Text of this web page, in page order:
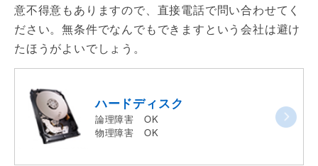
意不得意もありますので、直接電話で問い合わせてく
ださい。無条件でなんでもできますという会社は避け
たほうがよいでしょう。
ハードディスク
論理障害 OK
物理障害 OK